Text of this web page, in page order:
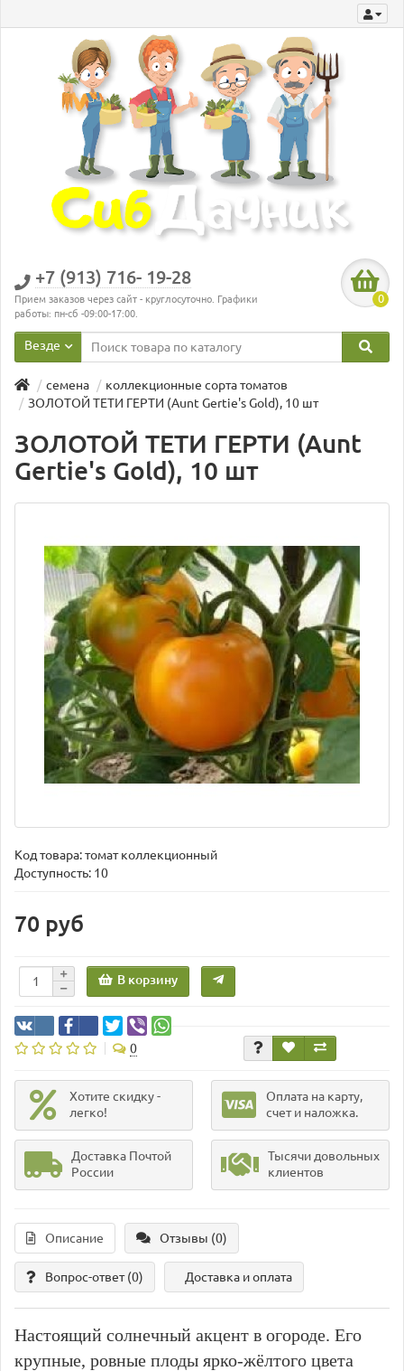
+7 (913) 716- 19-28
Прием заказов через сайт - круглосуточно. Графики
работы: пн-сб -09:00-17:00.
0
Везде
семена
коллекционные сорта томатов
ЗОЛОТОЙ ТЕТИ ГЕРТИ (Aunt Gertie's Gold), 10 шт
ЗОЛОТОЙ ТЕТИ ГЕРТИ (Aunt
Gertie's Gold), 10 шт
Код товара:томат коллекционный
Доступность: 10
70 руб
В корзину
0
Хотите скидку -
легко!
Оплата на карту,
счет и наложка.
Доставка Почтой
России
Тысячи довольных
клиентов
Описание Отзывы (0)
Вопрос-ответ(0) Доставка и оплата
Настоящий солнечный акцент в огороде. Его
крупные, ровные плоды ярко-жёлтого цвета